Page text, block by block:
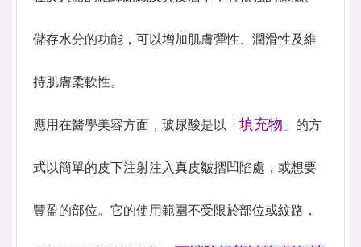
在於人體的結締組織及真皮層中，有很強的保濕、
儲存水分的功能，可以增加肌膚彈性、潤滑性及維
持肌膚柔軟性。
應用在醫學美容方面，玻尿酸是以「 填充物
式以簡單的皮下注射注入真皮皺摺凹陷處，或想要
豐盈的部位。它的使用範圍不受限於部位或紋路，